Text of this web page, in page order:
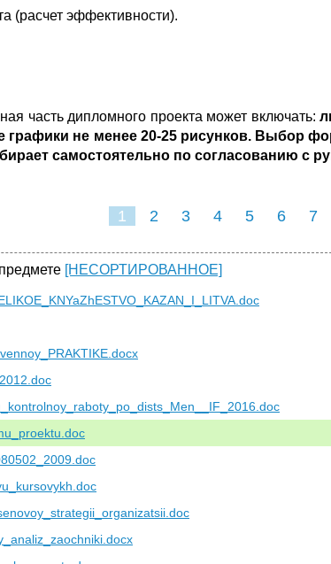
(расчет эффективности).
часть дипломного проекта может включать:
не менее 20-25 рисунков. Выбор
самостоятельно по согласованию с
1 2 3 4 5 6 7
[НЕСОРТИРОВАННОЕ]